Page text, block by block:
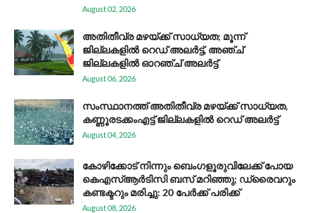
August 02, 2026
അതിതീവ്ര മഴയ്ക്ക് സാധ്യത; മൂന്ന്
ജില്ലകളിൽ റെഡ് അലർട്ട്, അഞ്ച്
ജില്ലകളിൽ ഓറഞ്ച് അലർട്ട്
August 06, 2026
സം​സ്ഥാ​ന​ത്ത് അ​തി​തീ​വ്ര മ​ഴ​യ്ക്ക് സാ​ധ്യ​ത,
കണ്ണൂരടക്കംഎ​ട്ട് ജി​ല്ല​ക​ളി​ൽ റെ​ഡ് അ​ലർ​ട്ട്
August 04, 2026
കോഴിക്കോട് നിന്നും ബെംഗളൂരുവിലേക്ക് പോയ
കെഎസ്ആര്‍ടിസി ബസ് മറിഞ്ഞു; ഡ്രൈവറും
കണ്ടക്ടറും മരിച്ചു: 20 പേര്‍ക്ക് പരിക്ക്
August 08, 2026